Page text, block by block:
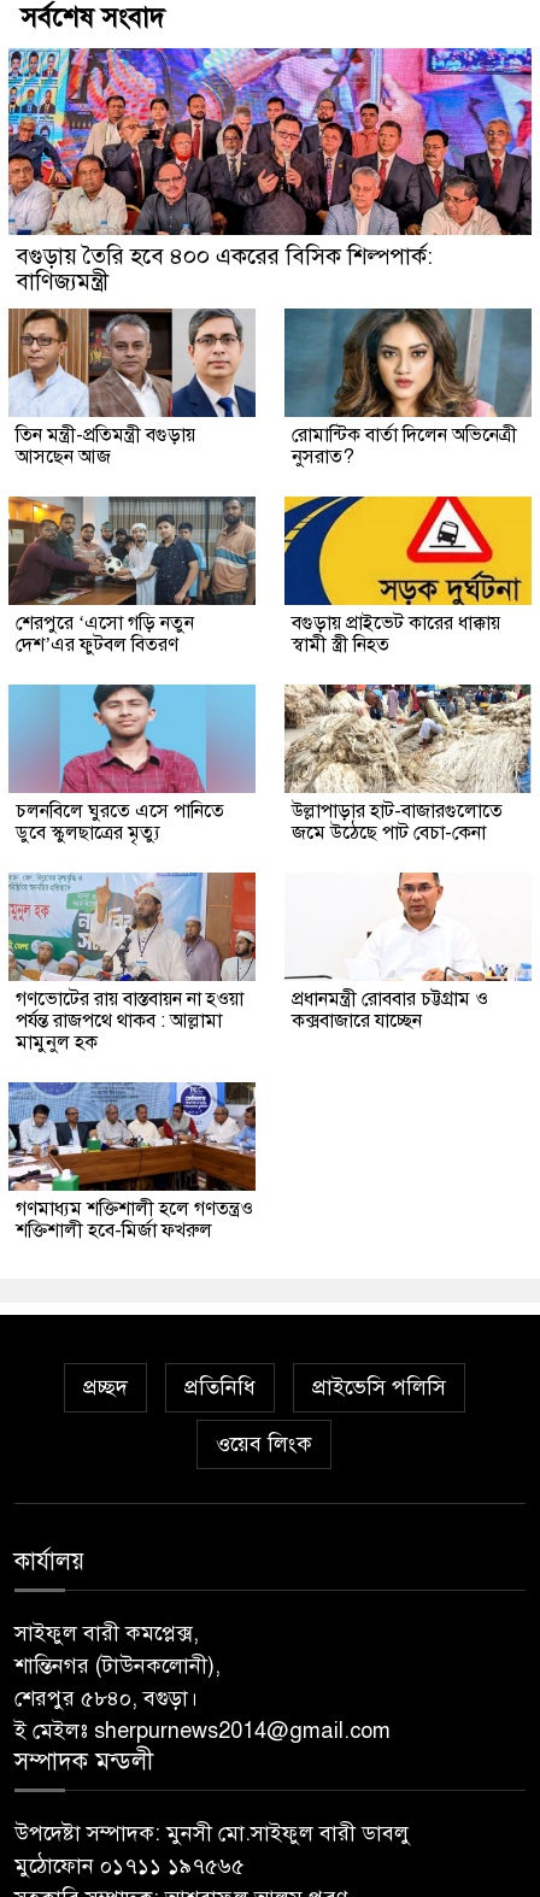
সর্বশেষ সংবাদ
বগুড়ায় তৈরি হবে ৪০০ একরের বিসিক শিল্পপার্ক:
বাণিজ্যমন্ত্রী
তিন মন্ত্রী-প্রতিমন্ত্রী বগুড়ায়
আসছেন আজ
রোমান্টিক বার্তা দিলেন অভিনেত্রী
নুসরাত?
শেরপুরে ‘এসো গড়ি নতুন
দেশ’এর ফুটবল বিতরণ
বগুড়ায় প্রাইভেট কারের ধাক্কায়
স্বামী স্ত্রী নিহত
চলনবিলে ঘুরতে এসে পানিতে
ডুবে স্কুলছাত্রের মৃত্যু
উল্লাপাড়ার হাট-বাজারগুলোতে
জমে উঠেছে পাট বেচা-কেনা
গণভোটের রায় বাস্তবায়ন না হওয়া
পর্যন্ত রাজপথে থাকব : আল্লামা
মামুনুল হক
প্রধানমন্ত্রী রোববার চট্টগ্রাম ও
কক্সবাজারে যাচ্ছেন
গণমাধ্যম শক্তিশালী হলে গণতন্ত্রও
শক্তিশালী হবে-মির্জা ফখরুল
প্রচ্ছদ প্রতিনিধি প্রাইভেসি পলিসি
ওয়েব লিংক
কার্যালয়
সাইফুল বারী কমপ্লেক্স,
শান্তিনগর (টাউনকলোনী),
শেরপুর ৫৮৪০, বগুড়া।
ই মেইলঃ sherpurnews2014@gmail.com
সম্পাদক মন্ডলী
উপদেষ্টা সম্পাদক: মুনসী মো.সাইফুল বারী ডাবলু
মুঠোফোন ০১৭১১ ১৯৭৫৬৫